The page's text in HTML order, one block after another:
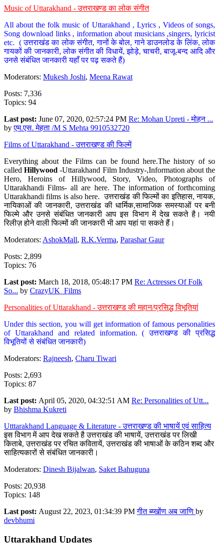
Music of Uttarakhand - उत्तराखण्ड का लोक संगीत
All about the folk music of Uttarakhand , Lyrics , Videos of songs,
Song download links , information about musicians ,singers, lyricist
etc. ( उत्तराखंड का लोक संगीत, गानों के बोल, गाने डाउनलोड के लिंक, लोक
गायकों की जानकारी, लोक संगीत की विधायें, झोड़े, चाचरी, बाजू-बन्द आदि और
उनसे संबंधित जानकारी यहाँ पर पढ़ सकते हैं)
Moderators: Mukesh Joshi, Meena Rawat
Posts: 7,336
Topics: 94
Last post: June 07, 2020, 02:57:24 PM Re: Mohan Upreti - मोहन ...
byएम.एस. मेहता /M S Mehta 9910532720
Films of Uttarakhand - उत्तराखण्ड की फिल्में
Everything about the Films can be found here.The history of so
calledHillywood-Uttarakhand Film Industry-,Information about the
Hero, Heroins of Hillywood, Story, Video, Photographs of
Uttarakhandi Films- all are here. The information of forthcoming
Uttarakhandi films is also here. उत्तराखंड की फिल्मों का इतिहास, नायक,
नायिकाओं की जानकारी, उत्तराखंड की धार्मिक,सामाजिक समस्याओं पर बनी
फिल्मे और उनसे संबंधित जानकारी आप इस विभाग में देख सकते है। नयी
रिलीज़ होने वाली फिल्मों की जानकारी भी आप यहां पा सकते हैं।
Moderators: AshokMall, R.K.Verma, Parashar Gaur
Posts: 2,899
Topics: 76
Last post: March 18, 2018, 05:48:17 PM Re: Actresses Of Folk
So... by CrazyUK_Films
Personalities of Uttarakhand - उत्तराखण्ड की महान/प्रसिद्ध विभूतियां
Under this section, you will get information of famous personalities
of Uttarakhand and related information. ( उत्तराखण्ड की प्रसिद्ध
विभूतियों से संबंधित जानकारी)
Moderators: Rajneesh, Charu Tiwari
Posts: 2,693
Topics: 87
Last post: April 05, 2020, 04:32:51 AM Re: Personalities of Utt...
by Bhishma Kukreti
Utttarakhand Language & Literature - उत्तराखण्ड की भाषायें एवं साहित्य
इस विभाग में आप देख सकते है उत्तराखंड की भाषायें, उत्तराखंड पर लिखी
किताबे, उत्तराखंड पर रचित कवितायें, उत्तराखंड की भाषाओं के कठिन शब्द और
साहित्यकारों से संबंधित जानकारी।
Moderators: Dinesh Bijalwan, Saket Bahuguna
Posts: 20,938
Topics: 148
Last post: August 22, 2023, 01:34:39 PMगीत ब्य्खोंण अब जाणि by
devbhumi
Uttarakhand Updates